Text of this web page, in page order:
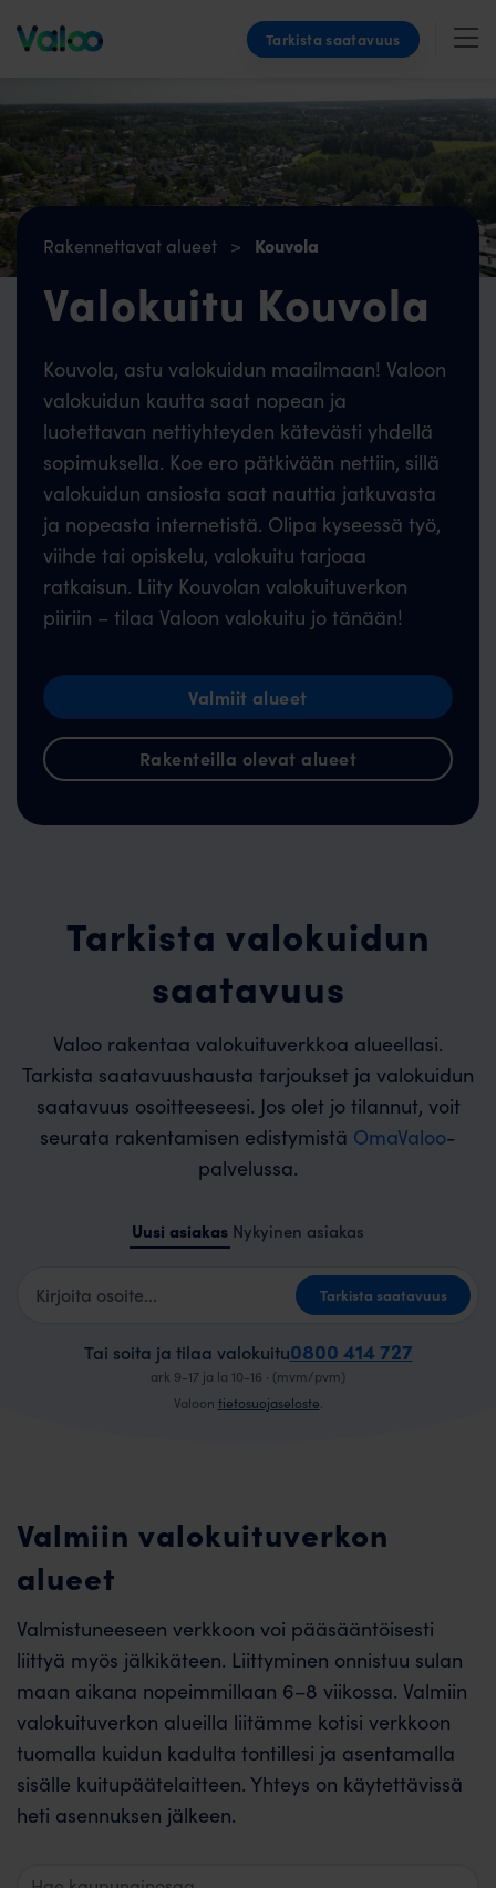
Tarkista saatavuus
Rakennettavat alueet > Kouvola
Valokuitu Kouvola
Kouvola, astu valokuidun maailmaan! Valoon
valokuidun kautta saat nopean ja
luotettavan nettiyhteyden kätevästi yhdellä
sopimuksella. Koe ero pätkivään nettiin, sillä
valokuidun ansiosta saat nauttia jatkuvasta
ja nopeasta internetistä. Olipa kyseessä työ,
viihde tai opiskelu, valokuitu tarjoaa
ratkaisun. Liity Kouvolan valokuituverkon
piiriin – tilaa Valoon valokuitu jo tänään!
Valmiit alueet
Rakenteilla olevat alueet
Tarkista valokuidun
saatavuus
Valoo rakentaa valokuituverkkoa alueellasi.
Tarkista saatavuushausta tarjoukset ja valokuidun
saatavuus osoitteeseesi. Jos olet jo tilannut, voit
seurata rakentamisen edistymistä OmaValoo-
palvelussa.
Uusi asiakas Nykyinen asiakas
Tarkista saatavuus
Tai soita ja tilaa valokuitu0800 414 727
ark 9-17 ja la 10-16 · (mvm/pvm)
Valoon tietosuojaseloste
Valmiin valokuituverkon
alueet
Valmistuneeseen verkkoon voi pääsääntöisesti
liittyä myös jälkikäteen. Liittyminen onnistuu sulan
maan aikana nopeimmillaan 6–8 viikossa. Valmiin
valokuituverkon alueilla liitämme kotisi verkkoon
tuomalla kuidun kadulta tontillesi ja asentamalla
sisälle kuitupäätelaitteen. Yhteys on käytettävissä
heti asennuksen jälkeen.
Hae